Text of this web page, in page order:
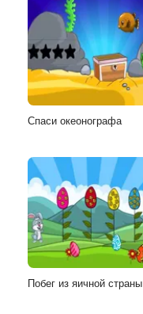
Спаси океонографа
Побег из яичной страны